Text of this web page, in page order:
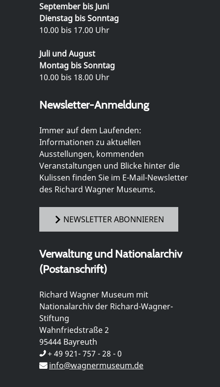
September bis Juni
Dienstag bis Sonntag
10.00 bis 17.00 Uhr
Juli und August
Montag bis Sonntag
10.00 bis 18.00 Uhr
Newsletter-Anmeldung
Immer auf dem Laufenden:
Informationen zu aktuellen
Ausstellungen, kommenden
Veranstaltungen und Blicke hinter die
Kulissen finden Sie im E-Mail-Newsletter
des Richard Wagner Museums.
NEWSLETTER ABONNIEREN
Verwaltung und Nationalarchiv
(Postanschrift)
Richard Wagner Museum mit
Nationalarchiv der Richard-Wagner-
Stiftung
Wahnfriedstraße 2
95444 Bayreuth
+ 49 921- 757 - 28 - 0
info@wagnermuseum.de